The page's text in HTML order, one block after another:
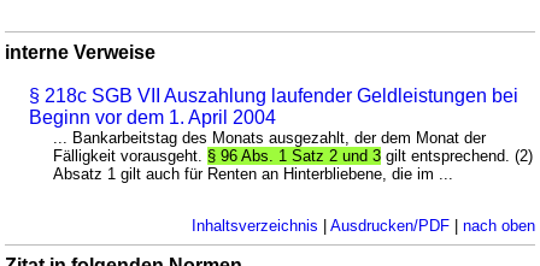
interne Verweise
§ 218c SGB VII Auszahlung laufender Geldleistungen bei
Beginn vor dem 1. April 2004
... Bankarbeitstag des Monats ausgezahlt, der dem Monat der
Fälligkeit vorausgeht. § 96 Abs. 1 Satz 2 und 3 gilt entsprechend. (2)
Absatz 1 gilt auch für Renten an Hinterbliebene, die im ...
Inhaltsverzeichnis | Ausdrucken/PDF| nach oben